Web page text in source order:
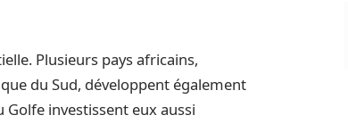
Plusieurs pays africains,
du Sud, développent également
investissent eux aussi